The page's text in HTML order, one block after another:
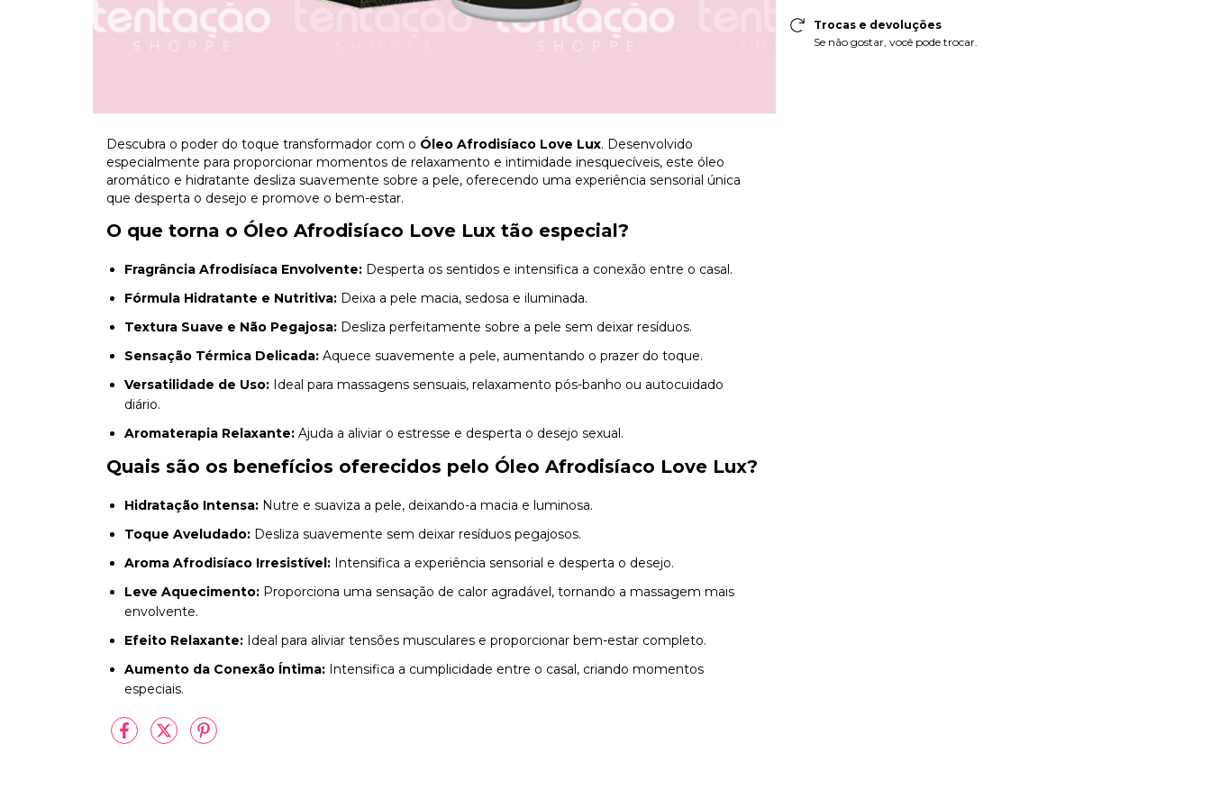
Descubra o poder do toque transformador com o Óleo Afrodisíaco Love Lux. Desenvolvido
especialmente para proporcionar momentos de relaxamento e intimidade inesquecíveis, este óleo
aromático e hidratante desliza suavemente sobre a pele, oferecendo uma experiência sensorial única
que desperta o desejo e promove o bem-estar.
O que torna o Óleo Afrodisíaco Love Lux tão especial?
Fragrância Afrodisíaca Envolvente: Desperta os sentidos e intensifica a conexão entre o casal.
Fórmula Hidratante e Nutritiva: Deixa a pele macia, sedosa e iluminada.
Textura Suave e Não Pegajosa: Desliza perfeitamente sobre a pele sem deixar resíduos.
Sensação Térmica Delicada: Aquece suavemente a pele, aumentando o prazer do toque.
Versatilidade de Uso: Ideal para massagens sensuais, relaxamento pós-banho ou autocuidado
diário.
Aromaterapia Relaxante: Ajuda a aliviar o estresse e desperta o desejo sexual.
Quais são os benefícios oferecidos pelo Óleo Afrodisíaco Love Lux?
Hidratação Intensa: Nutre e suaviza a pele, deixando-a macia e luminosa.
Toque Aveludado: Desliza suavemente sem deixar resíduos pegajosos.
Aroma Afrodisíaco Irresistível: Intensifica a experiência sensorial e desperta o desejo.
Leve Aquecimento: Proporciona uma sensação de calor agradável, tornando a massagem mais
envolvente.
Efeito Relaxante: Ideal para aliviar tensões musculares e proporcionar bem-estar completo.
Aumento da Conexão Íntima: Intensifica a cumplicidade entre o casal, criando momentos
especiais.
Trocas e devoluções
Se não gostar, você pode trocar.